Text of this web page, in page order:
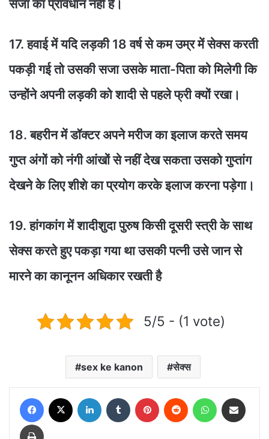
सजा का प्रावधान नहीं है।
17. हवाई में यदि लड़की 18 वर्ष से कम उम्र में सेक्स करती
पकड़ी गई तो उसकी सजा उसके माता-पिता को मिलेगी कि
उन्होंने अपनी लड़की को शादी से पहले फ्री क्यों रखा।
18. बहरीन में डॉक्टर अपने मरीज का इलाज करते समय
गुप्त अंगों को नंगी आंखों से नहीं देख सकता उसको गुप्तांग
देखने के लिए शीशे का प्रयोग करके इलाज करना पड़ेगा।
19. हांगकांग में शादीशुदा पुरुष किसी दूसरी स्त्री के साथ
सेक्स करते हुए पकड़ा गया था उसकी पत्नी उसे जान से
मारने का कानूनन अधिकार रखती है
5/5 - (1 vote)
sex ke kanon सेक्स
Facebook LinkedIn Tumblr Pinterest Reddit WhatsApp
Print